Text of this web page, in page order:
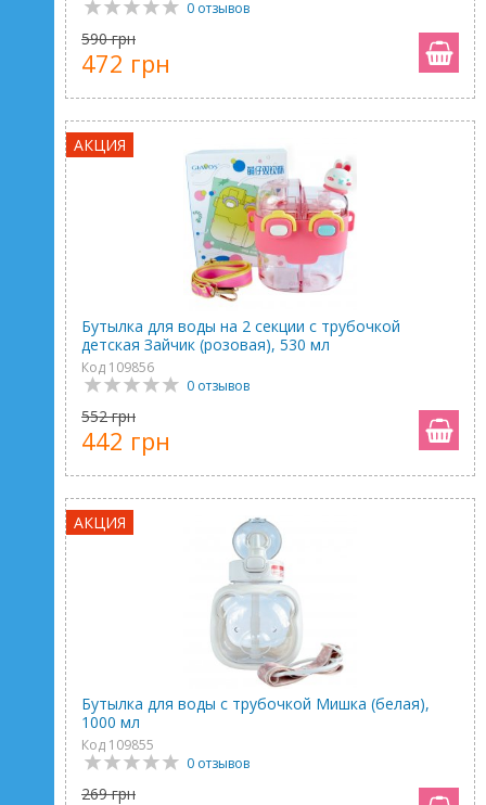
0 отзывов
590 грн
472 грн
АКЦИЯ
Бутылка для воды на 2 секции с трубочкой
детская Зайчик (розовая), 530 мл
Код 109856
0 отзывов
552 грн
442 грн
АКЦИЯ
Бутылка для воды с трубочкой Мишка (белая),
1000 мл
Код 109855
0 отзывов
269 грн